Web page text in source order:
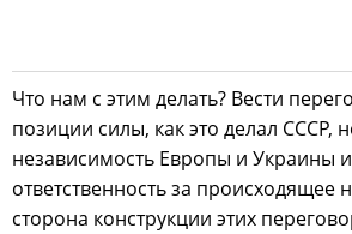
Что нам с этим делать? Вести
позиции силы, как это делал СССР,
независимость Европы и Украины и
ответственность за
сторона конструкции этих